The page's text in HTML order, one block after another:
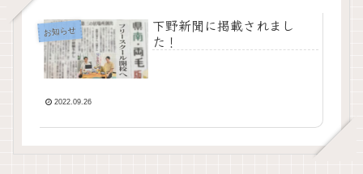
お知らせ
下野新聞に掲載されまし
た！
2022.09.26